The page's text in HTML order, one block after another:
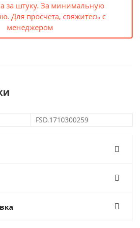
за штуку. За минимальную
Для просчета, свяжитесь с
менеджером
FSD.1710300259